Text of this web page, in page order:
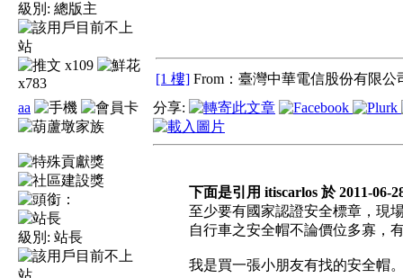
級別: 總版主
x109
x783
[1 樓] From：臺灣中華電信股份有限公
aa
級別: 站長
分享:
下面是引用 itiscarlos 於 2011-06-
至少要有國家認證安全標章，現
自行車之安全帽不論價位多寡，
我是買一張小朋友有找的安全帽